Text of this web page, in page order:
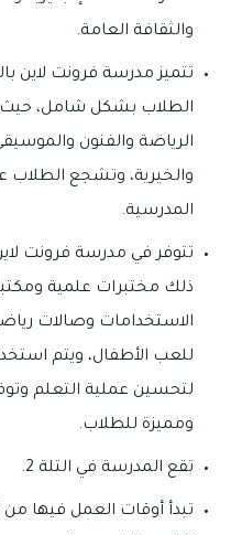
والثقافة العامة.
تتميز مدرسة فرونت لاين
الطلاب بشكل شامل، حيث
الرياضة والفنون
والخيرية، وتشجع الطلاب
المدرسية.
تتوفر في مدرسة فرونت
ذلك مختبرات علمية
الاستخدامات وصالات
للعب الأطفال، ويتم
لتحسين عملية التعلم
ومميزة للطلاب.
تقع المدرسة في التلة 2.